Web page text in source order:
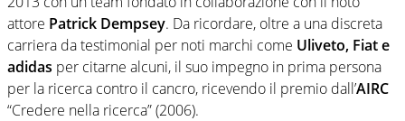
attore Patrick Dempsey. Da ricordare, oltre a una discreta
carriera da testimonial per noti marchi come Uliveto, Fiat e
adidas per citarne alcuni, il suo impegno in prima persona
per la ricerca contro il cancro, ricevendo il premio dall’AIRC
“Credere nella ricerca” (2006).